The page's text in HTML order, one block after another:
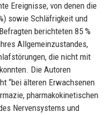
Ereignisse, von denen die
sowie Schläfrigkeit und
berichteten 85 %
Allgemeinzustandes,
die nicht mit
Die Autoren
“bei älteren Erwachsenen
pharmakokinetischen
Nervensystems und